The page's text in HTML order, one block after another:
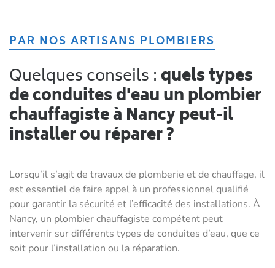
PAR NOS ARTISANS PLOMBIERS
Quelques conseils : quels types
de conduites d'eau un plombier
chauffagiste à Nancy peut-il
installer ou réparer ?
Lorsqu’il s’agit de travaux de plomberie et de chauffage, il
est essentiel de faire appel à un professionnel qualifié
pour garantir la sécurité et l’efficacité des installations. À
Nancy, un plombier chauffagiste compétent peut
intervenir sur différents types de conduites d’eau, que ce
soit pour l’installation ou la réparation.